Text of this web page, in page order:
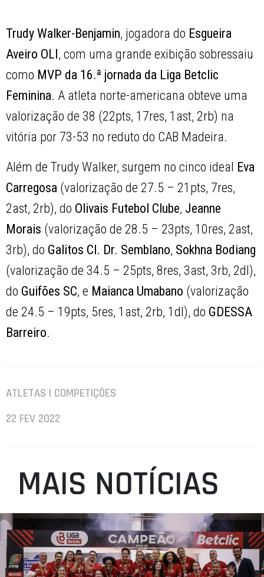
Trudy Walker-Benjamin, jogadora do Esgueira
Aveiro OLI , com uma grande exibição sobressaiu
como MVP da 16.ª jornada da Liga Betclic
Feminina. A atleta norte-americana obteve uma
valorização de 38 (22pts, 17res, 1ast, 2rb) na
vitória por 73-53 no reduto do CAB Madeira.
Além de Trudy Walker, surgem no cinco ideal Eva
Carregosa (valorização de 27.5 – 21pts, 7res,
2ast, 2rb), do Olivais Futebol Clube, Jeanne
Morais (valorização de 28.5 – 23pts, 10res, 2ast,
3rb), do Galitos Cl. Dr. Semblano, Sokhna Bodiang
(valorização de 34.5 – 25pts, 8res, 3ast, 3rb, 2dl),
do Guifões SC, e Maianca Umabano (valorização
de 24.5 – 19pts, 5res, 1ast, 2rb, 1dl), do GDESSA
Barreiro.
ATLETAS | COMPETIÇÕES
22 FEV 2022
MAIS NOTÍCIAS